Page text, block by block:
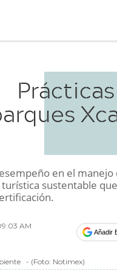
en el
sustentable
AM
Añadir
- (Foto: Notimex)